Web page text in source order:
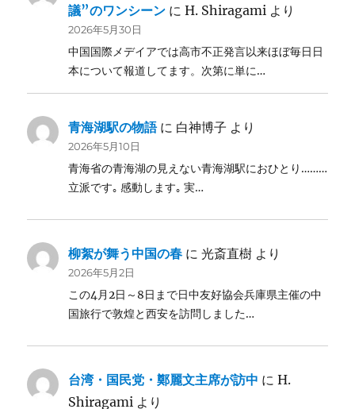
議”のワンシーン にH. Shiragami より
2026年5月30日
中国国際メデイアでは高市不正発言以来ほぼ毎日日
本について報道してます。次第に単に…
青海湖駅の物語に 白神博子 より
2026年5月10日
青海省の青海湖の見えない青海湖駅におひとり………
立派です｡ 感動します｡ 実…
柳絮が舞う中国の春 に光斎直樹 より
2026年5月2日
この4月2日～8日まで日中友好協会兵庫県主催の中
国旅行で敦煌と西安を訪問しました…
台湾・国民党・鄭麗文主席が訪中 にH.
Shiragami より